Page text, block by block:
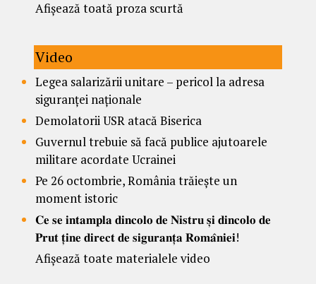
Afișează toată proza scurtă
Video
Legea salarizării unitare – pericol la adresa
siguranței naționale
Demolatorii USR atacă Biserica
Guvernul trebuie să facă publice ajutoarele
militare acordate Ucrainei
Pe 26 octombrie, România trăiește un
moment istoric
𝐂𝐞 𝐬𝐞 𝐢𝐧𝐭𝐚𝐦𝐩𝐥𝐚 𝐝𝐢𝐧𝐜𝐨𝐥𝐨 𝐝𝐞 𝐍𝐢𝐬𝐭𝐫𝐮 𝐬̦𝐢 𝐝𝐢𝐧𝐜𝐨𝐥𝐨 𝐝𝐞
𝐏𝐫𝐮𝐭 𝐭̦𝐢𝐧𝐞 𝐝𝐢𝐫𝐞𝐜𝐭 𝐝𝐞 𝐬𝐢𝐠𝐮𝐫𝐚𝐧𝐭̦𝐚 𝐑𝐨𝐦𝐚̂𝐧𝐢𝐞𝐢!
Afișează toate materialele video